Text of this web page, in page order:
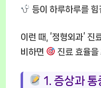
등이 하루하루를 힘
이런 때, ‘정형외과’ 진
비하면
진료 효율을
1. 증상과 통